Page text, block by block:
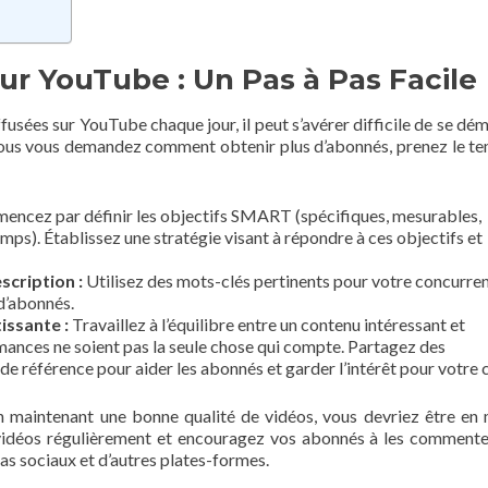
YouTube : Un Pas à Pas Facile
sur YouTube chaque jour, il peut s’avérer difficile de se
vous demandez comment obtenir plus d’abonnés, prenez le
par définir les objectifs SMART (spécifiques, mesurables,
Établissez une stratégie visant à répondre à ces objectifs et
: Utilisez des mots-clés pertinents pour votre
: Travaillez à l’équilibre entre un contenu intéressant et
ne soient pas la seule chose qui compte. Partagez des
référence pour aider les abonnés et garder l’intérêt pour votre
une bonne qualité de vidéos, vous devriez être en
régulièrement et encouragez vos abonnés à les
sociaux et d’autres plates-formes.